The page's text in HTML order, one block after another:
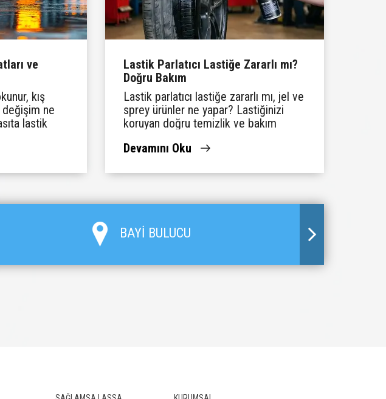
ve
kış
ne
lastik
Lastik Parlatıcı Lastiğe Zararlı mı?
Doğru Bakım
Lastik parlatıcı lastiğe zararlı mı, jel ve
sprey ürünler ne yapar? Lastiğinizi
koruyan doğru temizlik ve bakım
Devamını Oku
BAYİ BULUCU